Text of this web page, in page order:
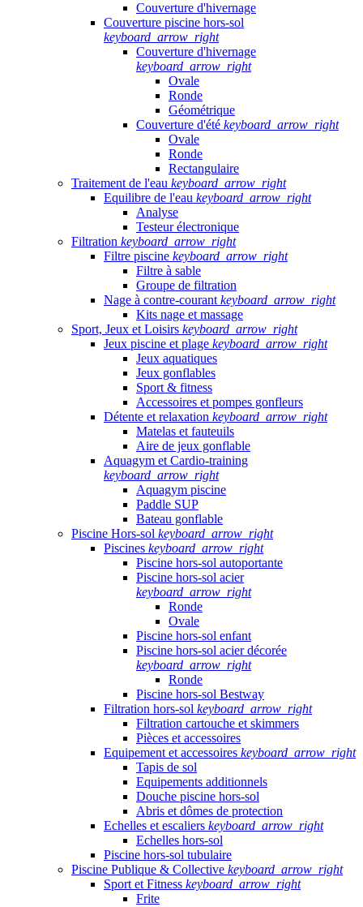
Couverture d'hivernage
Couverture piscine hors-sol
keyboard_arrow_right
Couverture d'hivernage
keyboard_arrow_right
Ovale
Ronde
Géométrique
Couverture d'été keyboard_arrow_right
Ovale
Ronde
Rectangulaire
Traitement de l'eau keyboard_arrow_right
Equilibre de l'eau keyboard_arrow_right
Analyse
Testeur électronique
Filtration keyboard_arrow_right
Filtre piscine keyboard_arrow_right
Filtre à sable
Groupe de filtration
Nage à contre-courant keyboard_arrow_right
Kits nage et massage
Sport, Jeux et Loisirs keyboard_arrow_right
Jeux piscine et plage keyboard_arrow_right
Jeux aquatiques
Jeux gonflables
Sport & fitness
Accessoires et pompes gonfleurs
Détente et relaxation keyboard_arrow_right
Matelas et fauteuils
Aire de jeux gonflable
Aquagym et Cardio-training
keyboard_arrow_right
Aquagym piscine
Paddle SUP
Bateau gonflable
Piscine Hors-sol keyboard_arrow_right
Piscines keyboard_arrow_right
Piscine hors-sol autoportante
Piscine hors-sol acier
keyboard_arrow_right
Ronde
Ovale
Piscine hors-sol enfant
Piscine hors-sol acier décorée
keyboard_arrow_right
Ronde
Piscine hors-sol Bestway
Filtration hors-sol keyboard_arrow_right
Filtration cartouche et skimmers
Pièces et accessoires
Equipement et accessoires keyboard_arrow_right
Tapis de sol
Equipements additionnels
Douche piscine hors-sol
Abris et dômes de protection
Echelles et escaliers keyboard_arrow_right
Echelles hors-sol
Piscine hors-sol tubulaire
Piscine Publique & Collective keyboard_arrow_right
Sport et Fitness keyboard_arrow_right
Frite